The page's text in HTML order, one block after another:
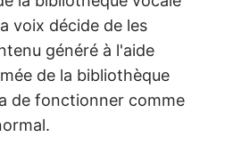
voix décide de les
généré à l'aide
de la bibliothèque
de fonctionner comme